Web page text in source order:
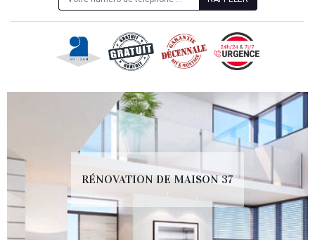
RÉNOVATION DE MAISON 37